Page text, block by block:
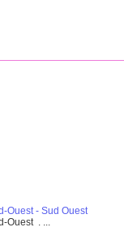
Ouest - Sud Ouest
Ouest . ...